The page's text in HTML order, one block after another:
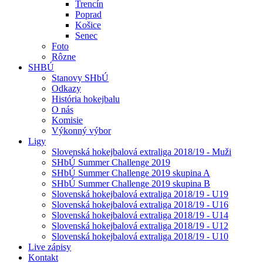
Trencín
Poprad
Košice
Senec
Foto
Rôzne
SHBÚ
Stanovy SHbÚ
Odkazy
História hokejbalu
O nás
Komisie
Výkonný výbor
Ligy
Slovenská hokejbalová extraliga 2018/19 - Muži
SHbÚ Summer Challenge 2019
SHbÚ Summer Challenge 2019 skupina A
SHbÚ Summer Challenge 2019 skupina B
Slovenská hokejbalová extraliga 2018/19 - U19
Slovenská hokejbalová extraliga 2018/19 - U16
Slovenská hokejbalová extraliga 2018/19 - U14
Slovenská hokejbalová extraliga 2018/19 - U12
Slovenská hokejbalová extraliga 2018/19 - U10
Live zápisy
Kontakt